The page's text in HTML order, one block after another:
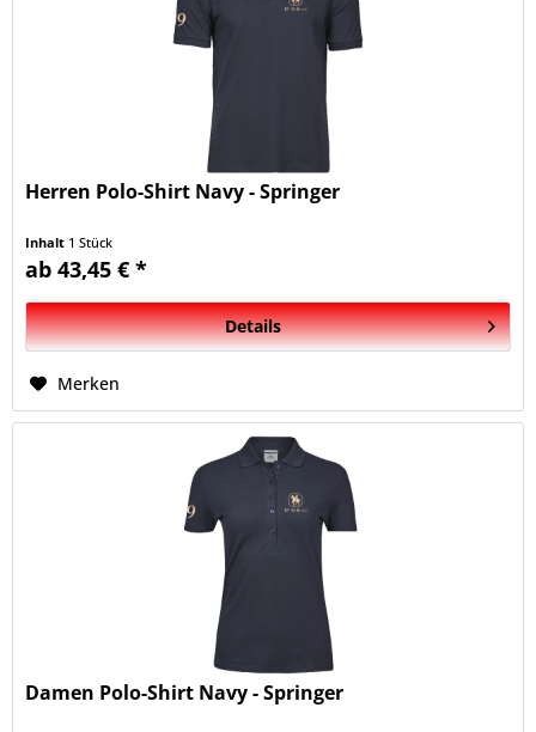
Herren Polo-Shirt Navy - Springer
Inhalt 1 Stück
ab 43,45 € *
Details
Merken
Damen Polo-Shirt Navy - Springer